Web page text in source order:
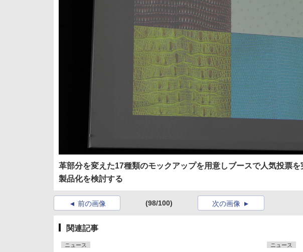
革部分を変えた17種類のモックアップを用意しブースで人気投票
製品化を検討する
前の画像 (98/100) 次の画像
関連記事
ニュース ニュース